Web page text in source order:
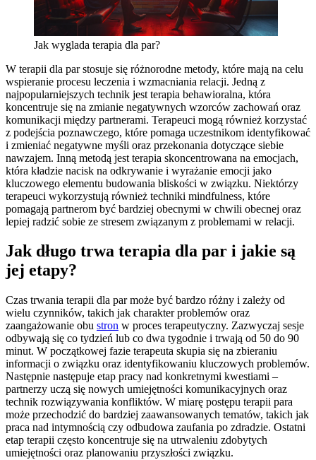
Jak wyglada terapia dla par?
W terapii dla par stosuje się różnorodne metody, które mają na celu
wspieranie procesu leczenia i wzmacniania relacji. Jedną z
najpopularniejszych technik jest terapia behawioralna, która
koncentruje się na zmianie negatywnych wzorców zachowań oraz
komunikacji między partnerami. Terapeuci mogą również korzystać
z podejścia poznawczego, które pomaga uczestnikom identyfikować
i zmieniać negatywne myśli oraz przekonania dotyczące siebie
nawzajem. Inną metodą jest terapia skoncentrowana na emocjach,
która kładzie nacisk na odkrywanie i wyrażanie emocji jako
kluczowego elementu budowania bliskości w związku. Niektórzy
terapeuci wykorzystują również techniki mindfulness, które
pomagają partnerom być bardziej obecnymi w chwili obecnej oraz
lepiej radzić sobie ze stresem związanym z problemami w relacji.
Jak długo trwa terapia dla par i jakie są
jej etapy?
Czas trwania terapii dla par może być bardzo różny i zależy od
wielu czynników, takich jak charakter problemów oraz
zaangażowanie obu stron w proces terapeutyczny. Zazwyczaj sesje
odbywają się co tydzień lub co dwa tygodnie i trwają od 50 do 90
minut. W początkowej fazie terapeuta skupia się na zbieraniu
informacji o związku oraz identyfikowaniu kluczowych problemów.
Następnie następuje etap pracy nad konkretnymi kwestiami –
partnerzy uczą się nowych umiejętności komunikacyjnych oraz
technik rozwiązywania konfliktów. W miarę postępu terapii para
może przechodzić do bardziej zaawansowanych tematów, takich jak
praca nad intymnością czy odbudowa zaufania po zdradzie. Ostatni
etap terapii często koncentruje się na utrwaleniu zdobytych
umiejętności oraz planowaniu przyszłości związku.